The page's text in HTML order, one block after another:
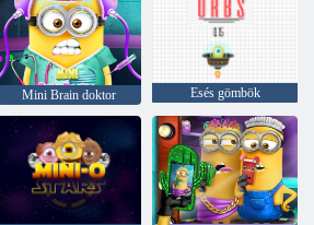
Mini Brain doktor Esés gömbök